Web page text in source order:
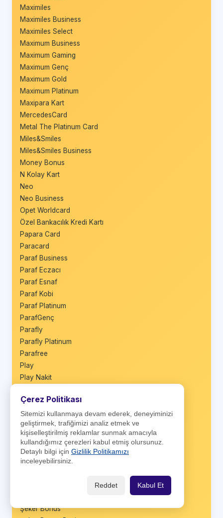
Maximiles
Maximiles Business
Maximiles Select
Maximum Business
Maximum Gaming
Maximum Genç
Maximum Gold
Maximum Platinum
Maxipara Kart
MercedesCard
Metal The Platinum Card
Miles&Smiles
Miles&Smiles Business
Money Bonus
N Kolay Kart
Neo
Neo Business
Opet Worldcard
Özel Bankacılık Kredi Kartı
Papara Card
Paracard
Paraf Business
Paraf Eczacı
Paraf Esnaf
Paraf Kobi
Paraf Platinum
ParafGenç
Parafly
Parafly Platinum
Parafree
Play
Play Nakit
Privia Kredi Kartı
QNB First
QNB Miles&Smiles
Sağlam Kart
Sağlam Nakit
Sale Plus
Şeker Bonus
Çerez Politikası
Sitemizi kullanmaya devam ederek, deneyiminizi
geliştirmek, trafiğimizi analiz etmek ve
kişiselleştirilmiş reklamlar sunmak amacıyla
kullandığımız çerezleri kabul etmiş olursunuz.
Detaylı bilgi için Gizlilik Politikamızı
inceleyebilirsiniz.
Reddet Kabul Et